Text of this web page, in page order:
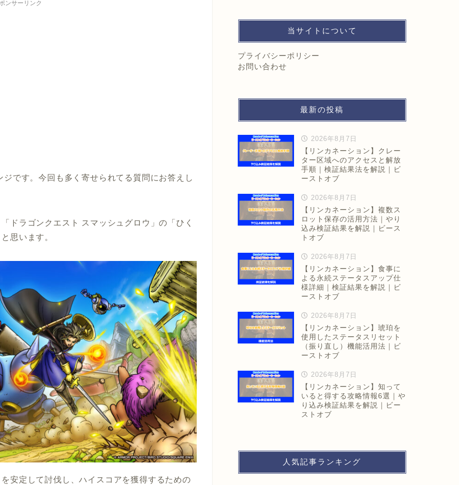
ンサーリンク
です。今回も多く寄せられてる質問にお答えし
ドラゴンクエスト スマッシュグロウ」の「ひく
思います。
安定して討伐し、ハイスコアを獲得するための
当サイトについて
プライバシーポリシー
お問い合わせ
最新の投稿
2026年8月7日
【リンカネーション】クレー
ター区域へのアクセスと解放
手順｜検証結果法を解説｜ビ
ーストオブ
2026年8月7日
【リンカネーション】複数ス
ロット保存の活用方法｜やり
込み検証結果を解説｜ビース
トオブ
2026年8月7日
【リンカネーション】食事に
よる永続ステータスアップ仕
様詳細｜検証結果を解説｜ビ
ーストオブ
2026年8月7日
【リンカネーション】琥珀を
使用したステータスリセット
（振り直し）機能活用法｜ビ
ーストオブ
2026年8月7日
【リンカネーション】知って
いると得する攻略情報6選｜や
り込み検証結果を解説｜ビー
ストオブ
人気記事ランキング